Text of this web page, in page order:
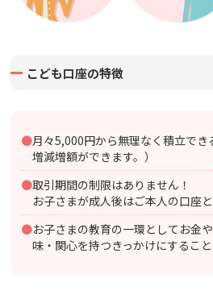
こども口座の特徴
●月々5,000円から無理なく積立できる（※途中で積立金額は
増減増額ができます。）
●取引期間の制限はありません！
お子さまが成人後はご本人の口座
●お子さまの教育の一環としてお金や経済の仕組みについて興
味・関心を持つきっかけにすること